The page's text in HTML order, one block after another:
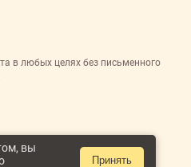
вы
Принять
в любых целях без письменного